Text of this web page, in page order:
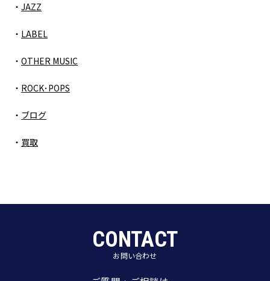
JAZZ
LABEL
OTHER MUSIC
ROCK･POPS
ブログ
買取
CONTACT
お問い合わせ